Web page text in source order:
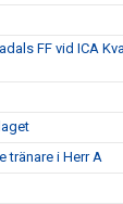
FF vid ICA
tränare i Herr A